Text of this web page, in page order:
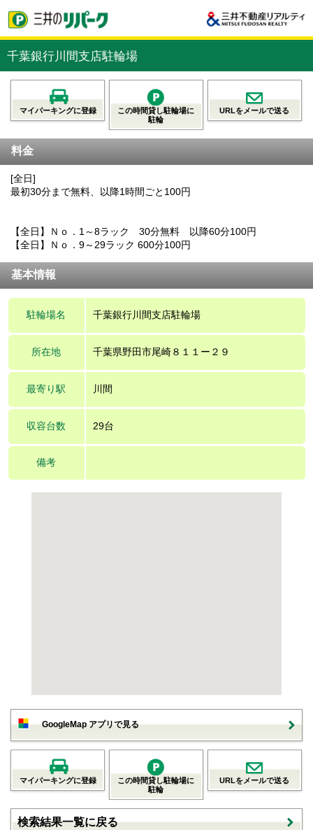
千葉銀行川間支店駐輪場
マイパーキングに登録
この時間貸し駐輪場に
駐輪
URLをメールで送る
料金
[全日]
最初30分まで無料、以降1時間ごと100円
【全日】Ｎｏ．1～8ラック 30分無料 以降60分100円
【全日】Ｎｏ．9～29ラック 600分100円
基本情報
駐輪場名 千葉銀行川間支店駐輪場
所在地 千葉県野田市尾崎８１１ー２９
最寄り駅 川間
収容台数 29台
備考
GoogleMap アプリで見る
マイパーキングに登録
この時間貸し駐輪場に
駐輪
URLをメールで送る
検索結果一覧に戻る